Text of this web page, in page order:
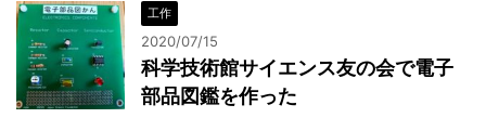
工作
2020/07/15
科学技術館サイエンス友の会で電子
部品図鑑を作った